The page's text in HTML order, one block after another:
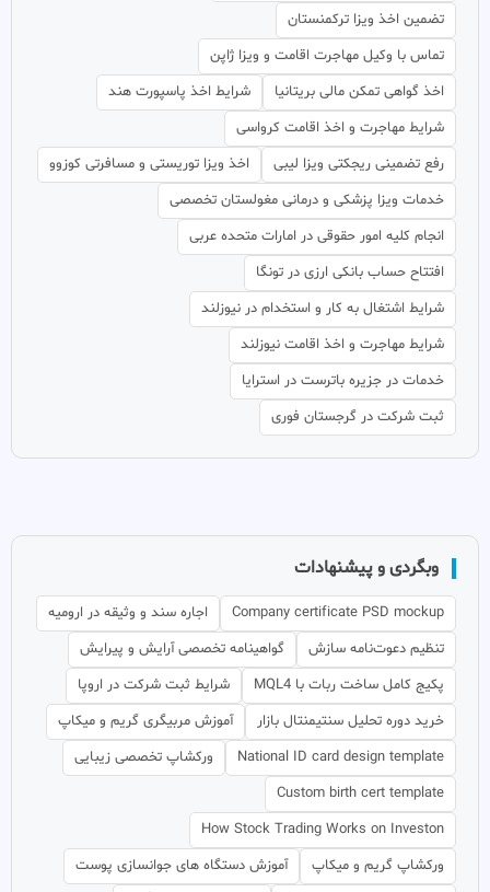
تضمین اخذ ویزا ترکمنستان
تماس با وکیل مهاجرت اقامت و ویزا ژاپن
اخذ گواهی تمکن مالی بریتانیا
شرایط اخذ پاسپورت هند
شرایط مهاجرت و اخذ اقامت کرواسی
رفع تضمینی ریجکتی ویزا لیبی
اخذ ویزا توریستی و مسافرتی کوزوو
خدمات ویزا پزشکی و درمانی مغولستان تخصصی
انجام کلیه امور حقوقی در امارات متحده عربی
افتتاح حساب بانکی ارزی در تونگا
شرایط اشتغال به کار و استخدام در نیوزلند
شرایط مهاجرت و اخذ اقامت نیوزلند
خدمات در جزیره باترست در استرایا
ثبت شرکت در گرجستان فوری
وبگردی و پیشنهادات
Company certificate PSD mockup
اجاره سند و وثیقه در ارومیه
تنظیم دعوت‌نامه سازش
گواهینامه تخصصی آرایش و پیرایش
پکیج کامل ساخت ربات با MQL4
شرایط ثبت شرکت در اروپا
خرید دوره تحلیل سنتیمنتال بازار
آموزش مربیگری گریم و میکاپ
National ID card design template
ورکشاپ تخصصی زیبایی
Custom birth cert template
How Stock Trading Works on Investon
ورکشاپ گریم و میکاپ
آموزش دستگاه های جوانسازی پوست